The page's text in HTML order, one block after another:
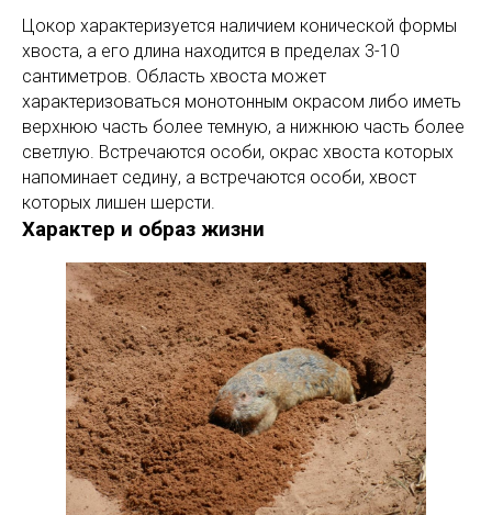
Цокор характеризуется наличием конической формы
хвоста, а его длина находится в пределах 3-10
сантиметров. Область хвоста может
характеризоваться монотонным окрасом либо иметь
верхнюю часть более темную, а нижнюю часть более
светлую. Встречаются особи, окрас хвоста которых
напоминает седину, а встречаются особи, хвост
которых лишен шерсти.
Характер и образ жизни